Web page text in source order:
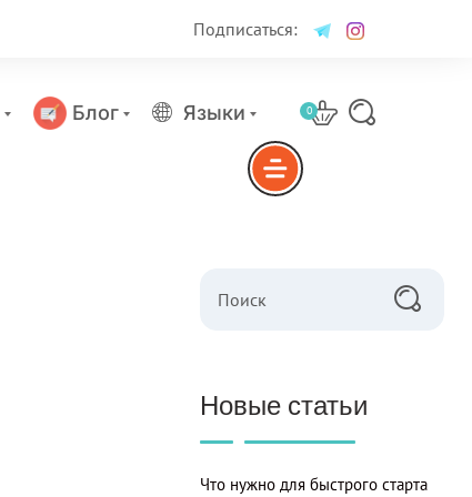
Подписаться:
Блог Языки 0
Новые статьи
Что нужно для быстрого старта